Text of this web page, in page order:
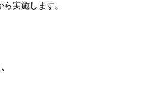
実施します。